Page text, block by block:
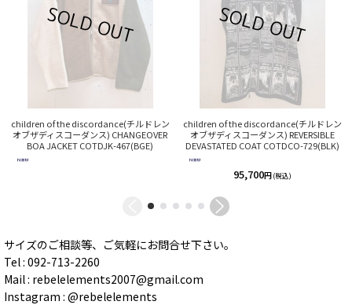
children of the discordance(チルドレン
オブザディスコーダンス) CHANGEOVER
BOA JACKET COTDJK-467(BGE)
children of the discordance(チルドレン
オブザディスコーダンス) REVERSIBLE
DEVASTATED COAT COTDCO-729(BLK)
95,700円 (税込)
サイズのご相談等、ご気軽にお問合せ下さい。
Tel : 092-713-2260
Mail : rebelelements2007@gmail.com
Instagram : @rebelelements